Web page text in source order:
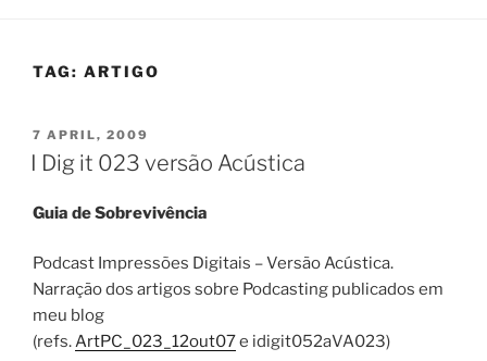
TAG: ARTIGO
POSTED
ON
7 APRIL, 2009
I Dig it 023 versão Acústica
Guia de Sobrevivência
Podcast Impressões Digitais – Versão Acústica.
Narração dos artigos sobre Podcasting publicados em
meu blog
(refs.ArtPC_023_12out07e idigit052aVA023)